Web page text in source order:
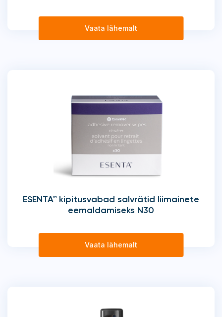
Vaata lähemalt
ESENTA™ kipitusvabad salvrätid liimainete
eemaldamiseks N30
Vaata lähemalt